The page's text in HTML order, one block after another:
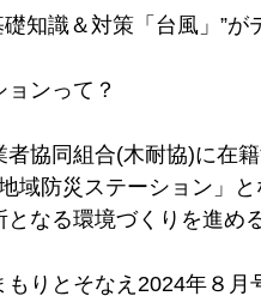
知識＆対策「台風」”が
ンって？
者協同組合(木耐協)に在
域防災ステーション」
なる環境づくりを進め
りとそなえ2024年８月